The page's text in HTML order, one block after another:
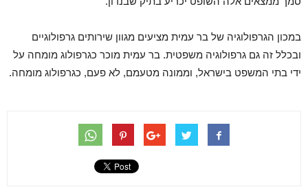
במכון הגרפולוגיה של בר עמית מציעים מגוון שירותים גרפולוגיים
ובכלל זה גם גרפולוגיה משפטית. בר עמית מוכר כגרפולוג מומחה על
ידי בתי המשפט בישראל, וממונה מטעמם, לא פעם, כגרפולוג מומחה.